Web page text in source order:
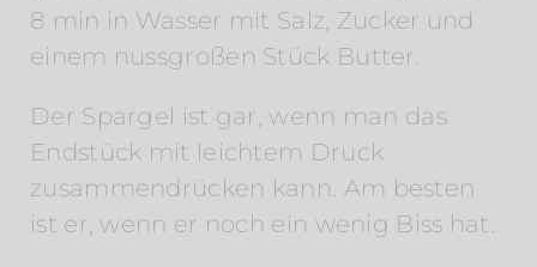
8 min in Wasser mit Salz, Zucker und
einem nussgroßen Stück Butter.
Der Spargel ist gar, wenn man das
Endstück mit leichtem Druck
zusammendrücken kann. Am besten
ist er, wenn er noch ein wenig Biss hat.